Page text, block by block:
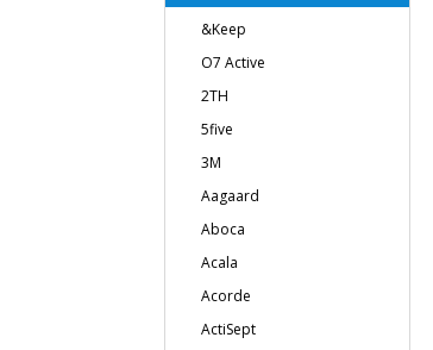
&Keep
O7 Active
2TH
5five
3M
Aagaard
Aboca
Acala
Acorde
ActiSept